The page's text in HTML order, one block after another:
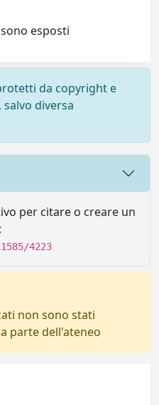
esposti
da copyright e
diversa
per citare o creare un
4223
non sono stati
parte dell'ateneo